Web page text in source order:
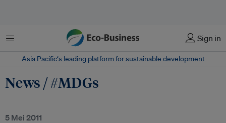
Menu Sign in
Asia Pacific‘s leading platform for sustainable development
News / #MDGs
5 Mei 2011